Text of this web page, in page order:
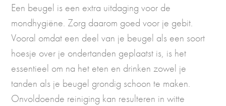
Een beugel is een extra uitdaging voor de
mondhygiëne. Zorg daarom goed voor je gebit.
Vooral omdat een deel van je beugel als een soort
hoesje over je ondertanden geplaatst is, is het
essentieel om na het eten en drinken zowel je
tanden als je beugel grondig schoon te maken.
Onvoldoende reiniging kan resulteren in witte